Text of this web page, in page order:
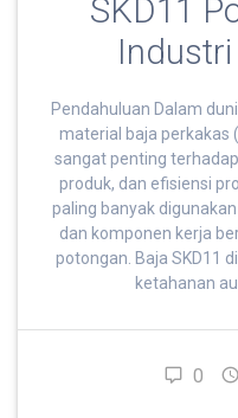
SKD11
Pendahuluan Dalam
material baja perkakas
sangat penting
produk, dan efisiensi
paling banyak
dan komponen kerja
potongan. Baja SKD11
ketahanan
0